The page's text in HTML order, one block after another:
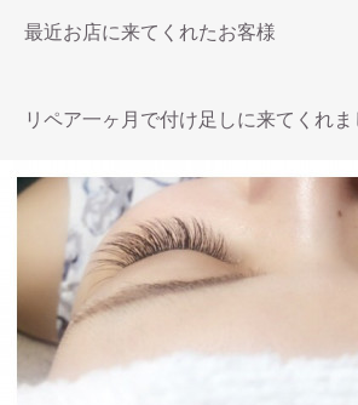
最近お店に来てくれたお客様
リペア一ヶ月で付け足しに来てくれま